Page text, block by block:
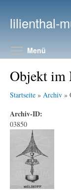
lilienthal-
Menü
Objekt im
Startseite » Archiv »
Archiv-ID:
03850